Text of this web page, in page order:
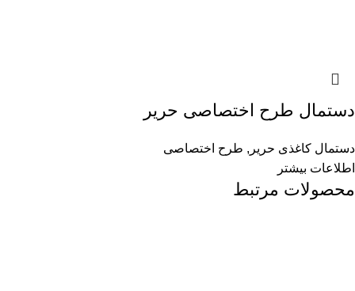
دستمال طرح اختصاصی حریر
دستمال کاغذی حریر , طرح اختصاصی
اطلاعات بیشتر
محصولات مرتبط